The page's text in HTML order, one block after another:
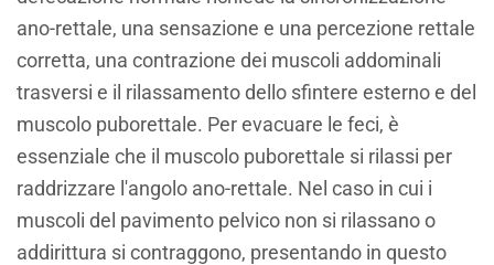
ano-rettale, una sensazione e una percezione rettale
corretta, una contrazione dei muscoli addominali
trasversi e il rilassamento dello sfintere esterno e del
muscolo puborettale. Per evacuare le feci, è
essenziale che il muscolo puborettale si rilassi per
raddrizzare l'angolo ano-rettale. Nel caso in cui i
muscoli del pavimento pelvico non si rilassano o
addirittura si contraggono, presentando in questo